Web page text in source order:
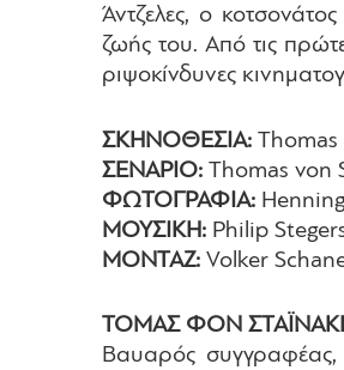
Άντζελες, ο
ζωής του. Από τις
ριψοκίνδυνες
ΣΚΗΝΟΘΕΣΙΑ:
ΣΕΝΑΡΙΟ:Thomas von
ΦΩΤΟΓΡΑΦΙΑ:
ΜΟΥΣΙΚΗ: Philip
ΜΟΝΤΑΖ:Volker
ΤΟΜΑΣ ΦΟΝ
Βαυαρός συγγραφέας,